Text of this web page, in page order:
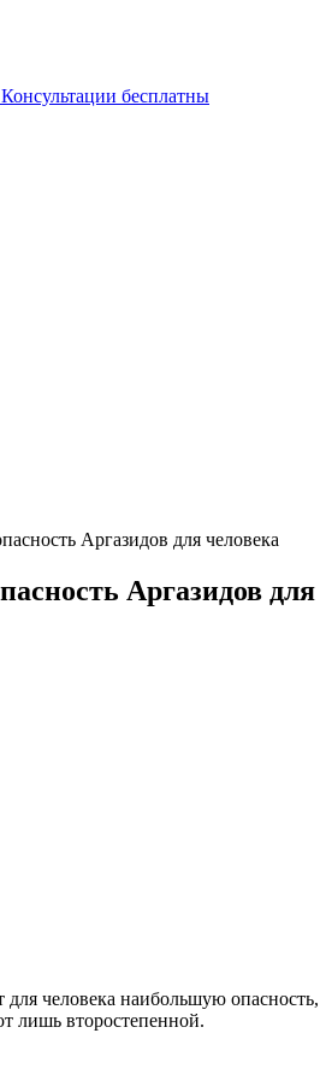
бесплатны
Аргазидов для человека
Аргазидов для
человека наибольшую
лишь второстепенной.